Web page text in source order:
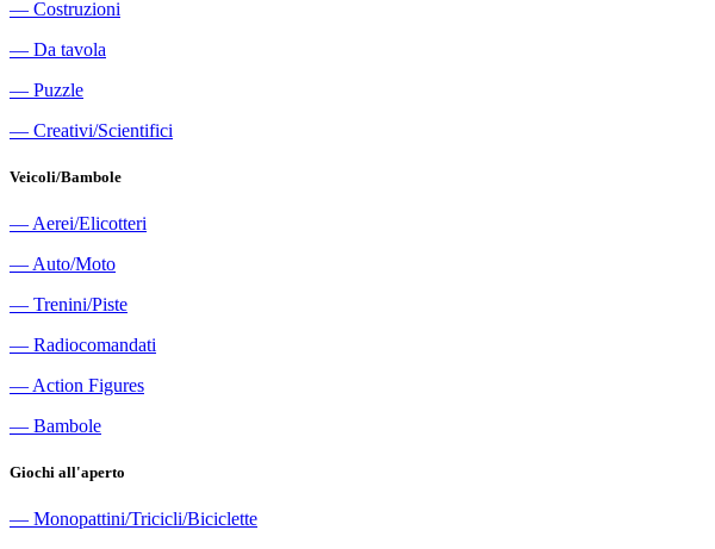
― Costruzioni
― Da tavola
― Puzzle
― Creativi/Scientifici
Veicoli/Bambole
― Aerei/Elicotteri
― Auto/Moto
― Trenini/Piste
― Radiocomandati
― Action Figures
― Bambole
Giochi all'aperto
― Monopattini/Tricicli/Biciclette